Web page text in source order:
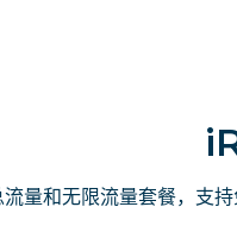
量和无限流量套餐，支